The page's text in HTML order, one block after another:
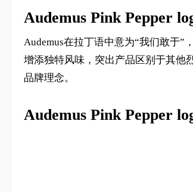
Audemus Pink Pepper
Audemus在拉丁语中意为“我们敢于”
增添独特风味，突出产品区别于其他
品牌理念。
Audemus Pink Pepper